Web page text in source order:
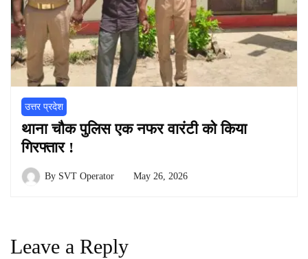
उत्तर प्रदेश
थाना चौक पुलिस एक नफर वारंटी को किया
गिरफ्तार !
By SVT Operator May 26, 2026
Leave a Reply